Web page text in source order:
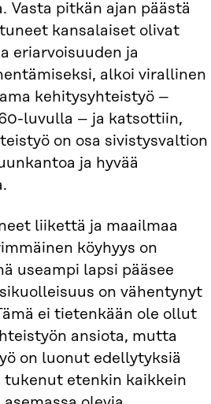
Vasta pitkän ajan päästä
kansalaiset olivat
eriarvoisuuden ja
alkoi virallinen
kehitysyhteistyö –
luvulla – ja katsottiin,
on osa sivistysvaltion
ja hyvää
liikettä ja maailmaa
köyhyys on
useampi lapsi pääsee
on vähentynyt
ei tietenkään ole ollut
ansiota, mutta
on luonut edellytyksiä
tukenut etenkin kaikkein